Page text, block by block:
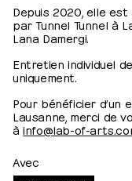
Depuis 2020, elle est
par Tunnel Tunnel à
Lana Damergi.
Entretien individuel
uniquement.
Pour bénéficier d’un
Lausanne, merci de
àinfo@lab-of-
Avec